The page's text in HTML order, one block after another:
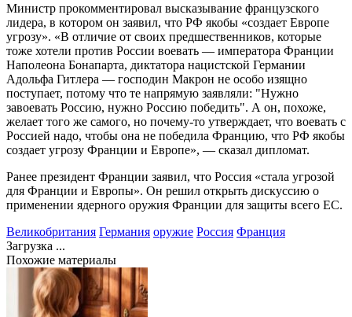
Министр прокомментировал высказывание французского
лидера, в котором он заявил, что РФ якобы «создает Европе
угрозу». «В отличие от своих предшественников, которые
тоже хотели против России воевать — императора Франции
Наполеона Бонапарта, диктатора нацистской Германии
Адольфа Гитлера — господин Макрон не особо изящно
поступает, потому что те напрямую заявляли: "Нужно
завоевать Россию, нужно Россию победить". А он, похоже,
желает того же самого, но почему-то утверждает, что воевать с
Россией надо, чтобы она не победила Францию, что РФ якобы
создает угрозу Франции и Европе», — сказал дипломат.
Ранее президент Франции заявил, что Россия «стала угрозой
для Франции и Европы». Он решил открыть дискуссию о
применении ядерного оружия Франции для защиты всего ЕС.
Великобритания Германия оружие Россия Франция
Загрузка ...
Похожие материалы